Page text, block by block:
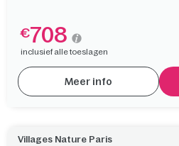
€708
inclusief alle toeslagen
Meer info
Villages Nature Paris